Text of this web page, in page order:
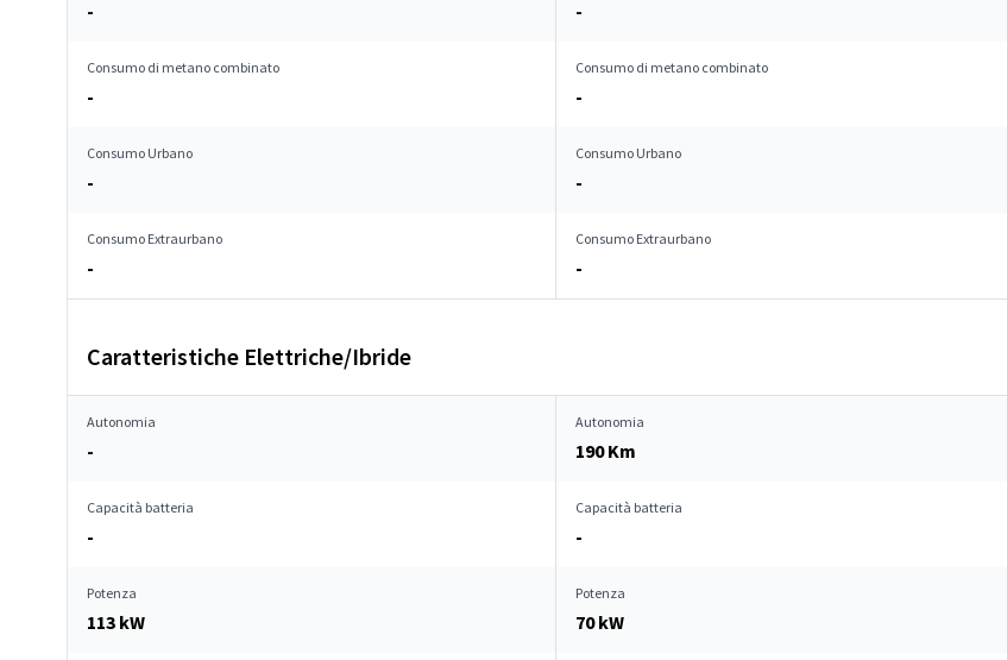
- -
Consumo di metano combinato
-
Consumo di metano combinato
-
Consumo Urbano
-
Consumo Urbano
-
Consumo Extraurbano
-
Consumo Extraurbano
-
Caratteristiche Elettriche/Ibride
Autonomia
-
Autonomia
190 Km
Capacità batteria
-
Capacità batteria
-
Potenza
113 kW
Potenza
70 kW